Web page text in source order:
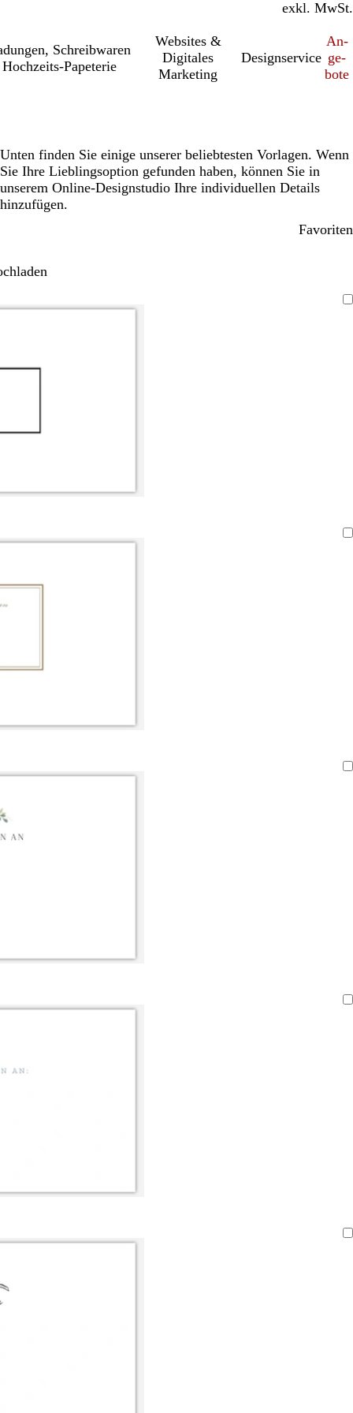
inkl. MwSt.
exkl. MwSt.
Schreib­wa­ren
Papeterie
Websites &
Digitales
Marketing
Designservice
An­­
ge­­
bo­­te
Unten finden Sie einige unserer beliebtesten Vorlagen. Wenn
Sie Ihre Lieblingsoption gefunden haben, können Sie in
unserem Online-Designstudio Ihre individuellen Details
hinzufügen.
Favoriten